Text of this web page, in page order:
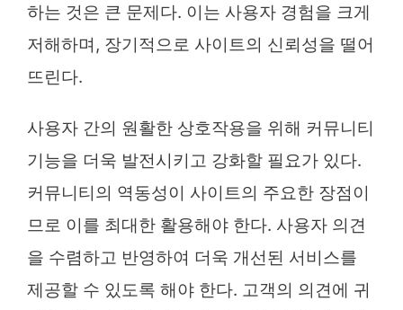
하는 것은 큰 문제다. 이는 사용자 경험을 크게
저해하며, 장기적으로 사이트의 신뢰성을 떨어
뜨린다.
사용자 간의 원활한 상호작용을 위해 커뮤니티
기능을 더욱 발전시키고 강화할 필요가 있다.
커뮤니티의 역동성이 사이트의 주요한 장점이
므로 이를 최대한 활용해야 한다. 사용자 의견
을 수렴하고 반영하여 더욱 개선된 서비스를
제공할 수 있도록 해야 한다. 고객의 의견에 귀